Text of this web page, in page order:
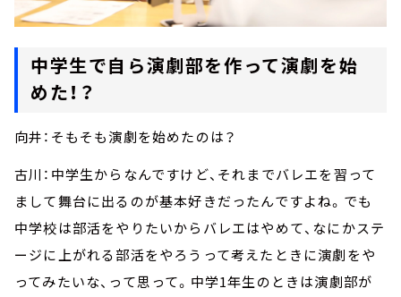
中学生で自ら演劇部を作って演劇を始
めた！？
向井：そもそも演劇を始めたのは？
古川：中学生からなんですけど、それまでバレエを習って
まして舞台に出るのが基本好きだったんですよね。でも
中学校は部活をやりたいからバレエはやめて、なにかステ
ージに上がれる部活をやろうって考えたときに演劇をや
ってみたいな、って思って。中学1年生のときは演劇部が